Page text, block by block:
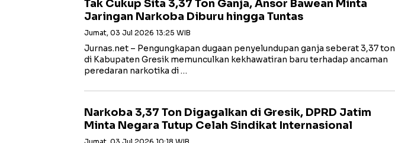
Tak Cukup Sita 3,37 Ton Ganja, Ansor Bawean Minta
Jaringan Narkoba Diburu hingga Tuntas
Jumat, 03 Jul 2026 13:25 WIB
Jurnas.net – Pengungkapan dugaan penyelundupan ganja seberat 3,37 ton
di Kabupaten Gresik memunculkan kekhawatiran baru terhadap ancaman
peredaran narkotika di …
Narkoba 3,37 Ton Digagalkan di Gresik, DPRD Jatim
Minta Negara Tutup Celah Sindikat Internasional